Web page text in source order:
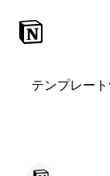
テンプレート